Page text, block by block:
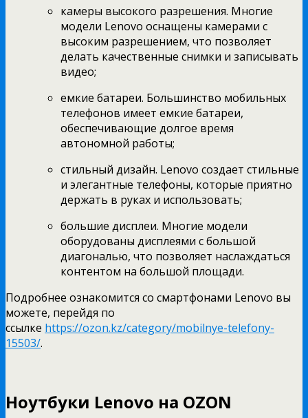
камеры высокого разрешения. Многие
модели Lenovo оснащены камерами с
высоким разрешением, что позволяет
делать качественные снимки и записывать
видео;
емкие батареи. Большинство мобильных
телефонов имеет емкие батареи,
обеспечивающие долгое время
автономной работы;
стильный дизайн. Lenovo создает стильные
и элегантные телефоны, которые приятно
держать в руках и использовать;
большие дисплеи. Многие модели
оборудованы дисплеями с большой
диагональю, что позволяет наслаждаться
контентом на большой площади.
Подробнее ознакомится со смартфонами Lenovo вы
можете, перейдя по
ссылке https://ozon.kz/category/mobilnye-telefony-
15503/.
Ноутбуки Lenovo на OZON